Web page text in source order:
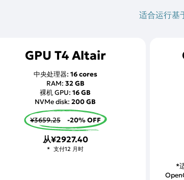
适合运行基
GPU T4 Altair
中央处理器: 16 cores
RAM: 32 GB
裸机 GPU:16 GB
NVMe disk:200 GB
¥3659.25 -20% OFF
从¥2927.40
支付12 月时
*